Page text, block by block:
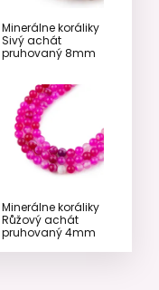
Minerálne koráliky
Sivý achát
pruhovaný 8mm
Minerálne koráliky
Růžový achát
pruhovaný 4mm